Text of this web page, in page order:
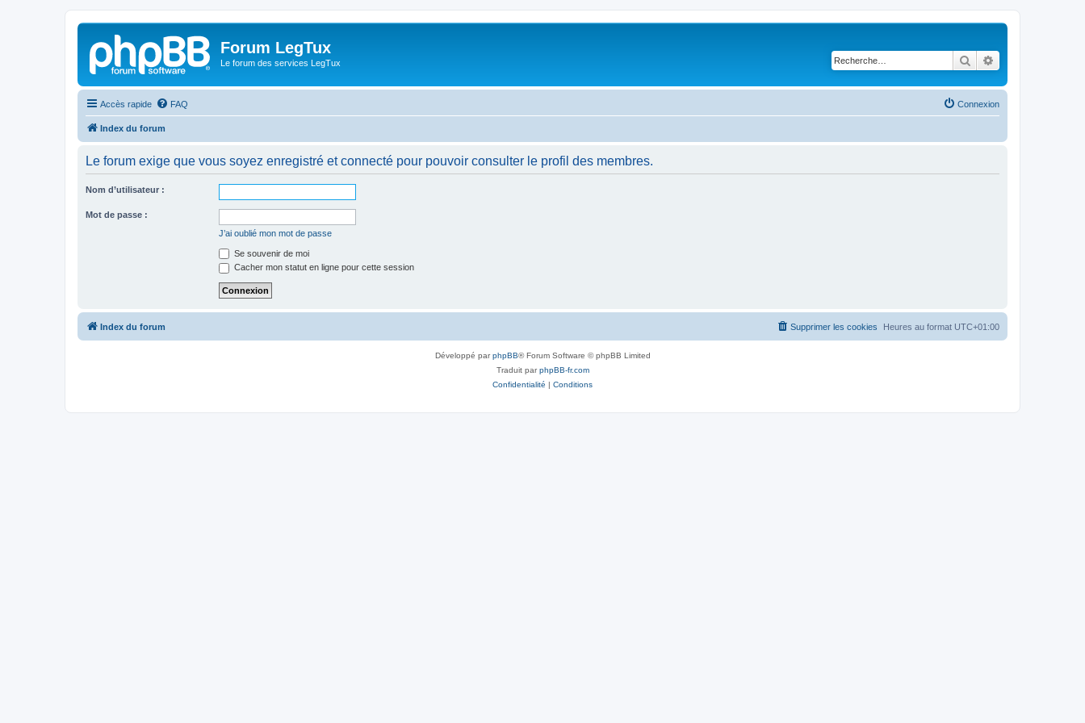
Forum LegTux
Le forum des services LegTux Rechercher
Accès rapide FAQ Connexion
Index du forum
Le forum exige que vous soyez enregistré et connecté pour pouvoir consulter le profil des membres.
Nom d’utilisateur :
Mot de passe :
J’ai oublié mon mot de passe
Se souvenir de moi
Cacher mon statut en ligne pour cette session
Index du forum Heures au format UTC+01:00
Supprimer les cookies
Développé parphpBB® Forum Software © phpBB Limited
Traduit parphpBB-fr.com
Confidentialité | Conditions